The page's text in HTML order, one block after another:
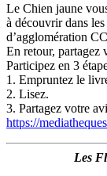
Le Chien jaune
à découvrir dans
d’agglomération
En retour, partagez
Participez en 3
1. Empruntez le
2. Lisez.
3. Partagez votre
https://
Les